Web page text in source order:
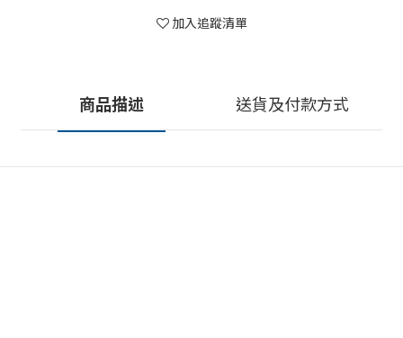
加入追蹤清單
商品描述 送貨及付款方式